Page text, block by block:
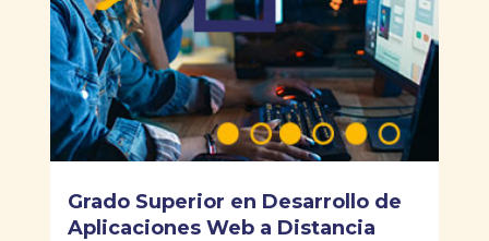
Grado Superior en Desarrollo de
Aplicaciones Web a Distancia